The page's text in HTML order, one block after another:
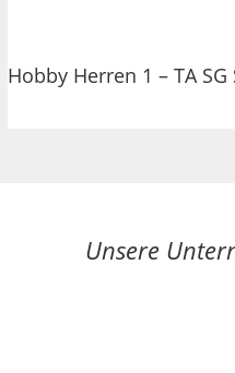
Hobby Herren 1 – TA
Unsere